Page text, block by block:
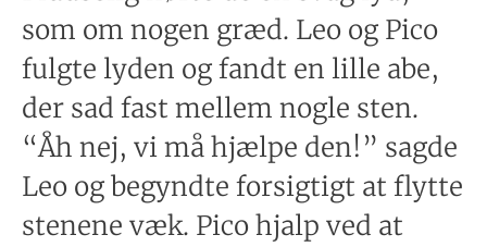
som om nogen græd. Leo og Pico
fulgte lyden og fandt en lille abe,
der sad fast mellem nogle sten.
“Åh nej, vi må hjælpe den!” sagde
Leo og begyndte forsigtigt at flytte
stenene væk. Pico hjalp ved at